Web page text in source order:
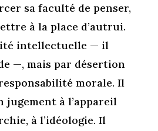
sa faculté de penser,
à la place d’autrui.
intellectuelle — il
—, mais par désertion
morale. Il
jugement à l’appareil
à l’idéologie. Il